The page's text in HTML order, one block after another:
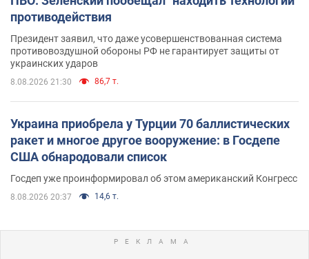
противодействия
Президент заявил, что даже усовершенствованная система
противовоздушной обороны РФ не гарантирует защиты от
украинских ударов
8.08.2026 21:30 86,7 т.
Украина приобрела у Турции 70 баллистических
ракет и многое другое вооружение: в Госдепе
США обнародовали список
Госдеп уже проинформировал об этом американский Конгресс
8.08.2026 20:37 14,6 т.